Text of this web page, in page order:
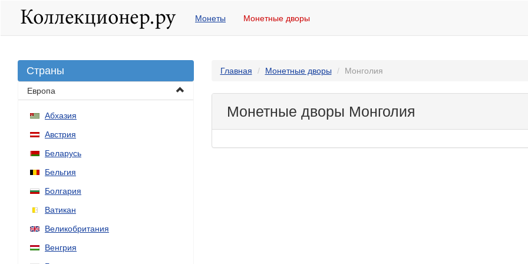
Монеты Монетные дворы
Страны
Европа
Абхазия
Австрия
Беларусь
Бельгия
Болгария
Ватикан
Великобритания
Венгрия
Главная Монетные дворы Монголия
Монетные дворы Монголия